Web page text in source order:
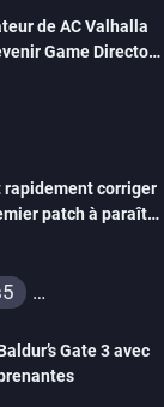
de AC Valhalla
Game Director
rapidement corriger
patch à paraître
Gate 3 avec